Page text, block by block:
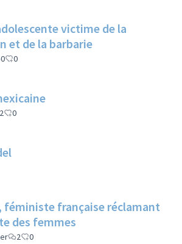
victime de la
et de la barbarie
0 0
2 0
féministe française réclamant
des femmes
2 0